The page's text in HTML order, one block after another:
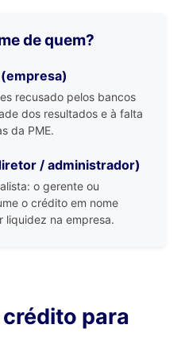
de quem?
recusado pelos bancos
dos resultados e à falta
da PME.
/ administrador)
o gerente ou
o crédito em nome
liquidez na empresa.
para